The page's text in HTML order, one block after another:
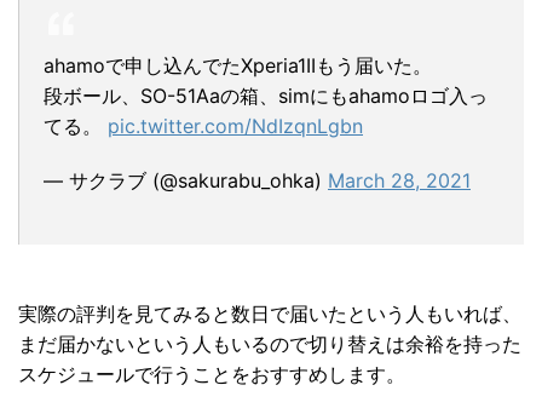
ahamoで申し込んでたXperia1IIもう届いた。
段ボール、SO-51Aaの箱、simにもahamoロゴ入っ
てる。 pic.twitter.com/NdIzqnLgbn
— サクラブ (@sakurabu_ohka) March 28, 2021
実際の評判を見てみると数日で届いたという人もいれば、
まだ届かないという人もいるので切り替えは余裕を持った
スケジュールで行うことをおすすめします。